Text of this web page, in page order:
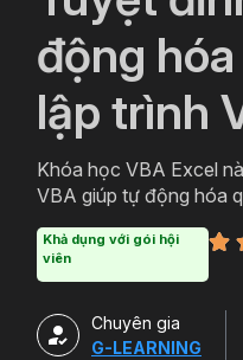
động
lập trình
Khóa học VBA Excel
VBA giúp tự động hóa
Khả dụng với gói hội
viên
Chuyên gia
G-LEARNING